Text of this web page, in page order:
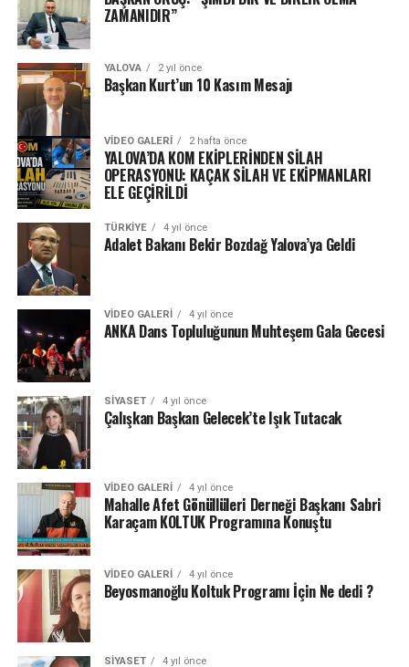
ZAMANIDIR’’
YALOVA 2 yıl önce
Başkan Kurt’un 10 Kasım Mesajı
VIDEO GALERI 2 hafta önce
YALOVA’DA KOM EKİPLERİNDEN SİLAH
OPERASYONU: KAÇAK SİLAH VE EKİPMANLARI
ELE GEÇİRİLDİ
TÜRKIYE 4 yıl önce
Adalet Bakanı Bekir Bozdağ Yalova’ya Geldi
VIDEO GALERI 4 yıl önce
ANKA Dans Topluluğunun Muhteşem Gala Gecesi
SIYASET 4 yıl önce
Çalışkan Başkan Gelecek’te Işık Tutacak
VIDEO GALERI 4 yıl önce
Mahalle Afet Gönüllüleri Derneği Başkanı Sabri
Karaçam KOLTUK Programına Konuştu
VIDEO GALERI 4 yıl önce
Beyosmanoğlu Koltuk Programı İçin Ne dedi ?
SIYASET 4 yıl önce